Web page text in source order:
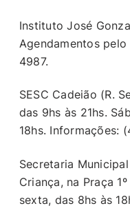
Instituto José
Agendamentos
4987.
SESC Cadeião (R.
das 9hs às 21hs.
18hs.
Secretaria
Criança, na Praça
sexta, das 8hs às